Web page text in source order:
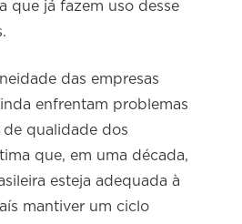
que já fazem uso desse
das empresas
enfrentam problemas
de qualidade dos
que, em uma década,
esteja adequada à
mantiver um ciclo